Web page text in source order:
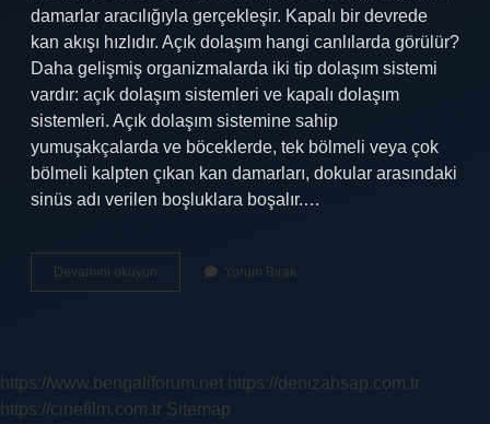
damarlar aracılığıyla gerçekleşir. Kapalı bir devrede
kan akışı hızlıdır. Açık dolaşım hangi canlılarda görülür?
Daha gelişmiş organizmalarda iki tip dolaşım sistemi
vardır: açık dolaşım sistemleri ve kapalı dolaşım
sistemleri. Açık dolaşım sistemine sahip
yumuşakçalarda ve böceklerde, tek bölmeli veya çok
bölmeli kalpten çıkan kan damarları, dokular arasındaki
sinüs adı verilen boşluklara boşalır.…
Devamını okuyun Balıklarda
Kapalı
Yorum Bırak
https://www.bengaliforum.net https://denizahsap.com.tr
https://cinefilm.com.tr Sitemap